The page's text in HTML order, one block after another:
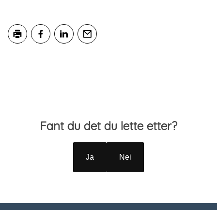
Tilbakemelding
Fant du det du lette etter?
Ja Nei